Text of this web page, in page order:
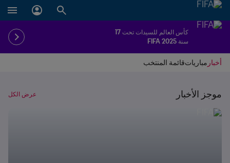
كأس العالم للسيدات تحت 17
سنة FIFA 2025
أخبار مبارياتقائمة المنتخب
موجز الأخبار عرض الكل